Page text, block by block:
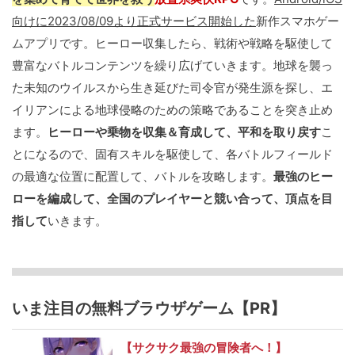
向けに2023/08/09より正式サービス開始した新作スマホゲー
ムアプリです。ヒーロー収集したら、戦術や戦略を駆使して
豊富なバトルコンテンツを繰り広げていきます。地球を襲っ
た未知のウイルスから生き延びた司令官が発生源を探し、エ
イリアンによる地球侵略のための策略であることを突き止め
ます。
ヒーローや乗物を収集＆育成して、平和を取り戻すこ
とになるので、固有スキルを駆使して、各バトルフィールド
の最適な位置に配置して、バトルを攻略します。 最強のヒー
ローを編成して、全国のプレイヤーと競い合って、頂点を目
指していきます。
いま注目の無料ブラウザゲーム【PR】
【サクサク最強の冒険者へ！】